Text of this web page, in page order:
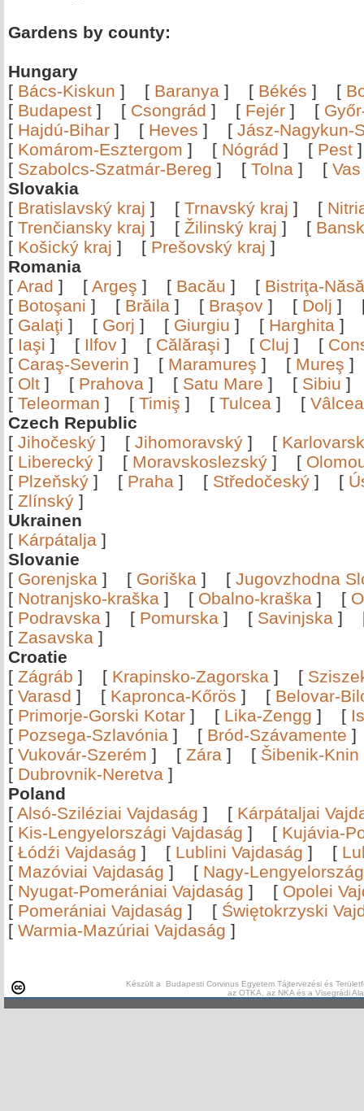
Gardens by county:
Hungary
[ Bács-Kiskun ] [ Baranya ] [ Békés ] [
[ Budapest ] [ Csongrád ] [ Fejér ] [
[ Hajdú-Bihar ] [ Heves ] [ Jász-Nagykun-
[ Komárom-Esztergom ] [ Nógrád ] [ Pest
[ Szabolcs-Szatmár-Bereg ] [ Tolna ] [ Vas
Slovakia
[ Bratislavský kraj ] [ Trnavský kraj ] [
[ Trenčiansky kraj ] [ Žilinský kraj ] [
[ Košický kraj ] [ Prešovský kraj ]
Romania
[ Arad ] [ Argeş ] [ Bacău ] [ Bistriţa-
[ Botoşani ] [ Brăila ] [ Braşov ] [ Dolj ]
[ Galaţi ] [ Gorj ] [ Giurgiu ] [ Harghita ]
[ Iaşi ] [ Ilfov ] [ Călăraşi ] [ Cluj ] [
[ Caraş-Severin ] [ Maramureş ] [ Mureş
[ Olt ] [ Prahova ] [ Satu Mare ] [ Sibiu
[ Teleorman ] [ Timiş ] [ Tulcea ] [
Czech Republic
[ Jihočeský ] [ Jihomoravský ] [
[ Liberecký ] [ Moravskoslezský ] [
[ Plzeňský ] [ Praha ] [ Středočeský ] [
[ Zlínský ]
Ukrainen
[ Kárpátalja ]
Slovanie
[ Gorenjska ] [ Goriška ] [ Jugovzhodna
[ Notranjsko-kraška ] [ Obalno-kraška ] [
[ Podravska ] [ Pomurska ] [ Savinjska ]
[ Zasavska ]
Croatie
[ Zágráb ] [ Krapinsko-Zagorska ] [
[ Varasd ] [ Kapronca-Kőrös ] [ Belovar-
[ Primorje-Gorski Kotar ] [ Lika-Zengg ] [
[ Pozsega-Szlavónia ] [ Bród-Szávamente
[ Vukovár-Szerém ] [ Zára ] [ Šibenik-Knin
[ Dubrovnik-Neretva ]
Poland
[ Alsó-Sziléziai Vajdaság ] [ Kárpátaljai
[ Kis-Lengyelországi Vajdaság ] [ Kujávia-
[ Łódźi Vajdaság ] [ Lublini Vajdaság ] [
[ Mazóviai Vajdaság ] [ Nagy-
[ Nyugat-Pomerániai Vajdaság ] [ Opolei
[ Pomerániai Vajdaság ] [ Świętokrzyski
[ Warmia-Mazúriai Vajdaság ]
Készült a Budapesti Corvinus Egyetem Tájtervezési és
az OTKA, az NKA és a Visegrádi